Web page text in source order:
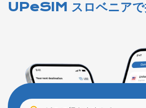
UPeSIM スロベニアで